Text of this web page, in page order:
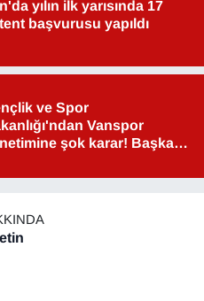
yılın ilk yarısında 17
başvurusu yapıldı
ve Spor
Vanspor
şok karar! Başkan